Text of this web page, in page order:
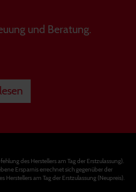
und Beratung.
des Herstellers am Tag der Erstzulassung).
Ersparnis errechnet sich gegenüber der
am Tag der Erstzulassung (Neupreis).